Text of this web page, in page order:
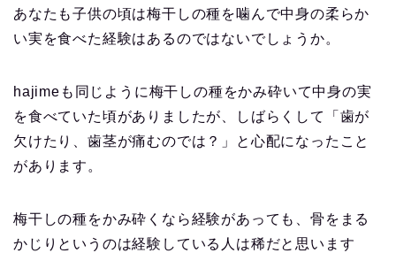
あなたも子供の頃は梅干しの種を噛んで中身の柔らか
い実を食べた経験はあるのではないでしょうか。
hajimeも同じように梅干しの種をかみ砕いて中身の実
を食べていた頃がありましたが、しばらくして「歯が
欠けたり、歯茎が痛むのでは？」と心配になったこと
があります。
梅干しの種をかみ砕くなら経験があっても、骨をまる
かじりというのは経験している人は稀だと思います